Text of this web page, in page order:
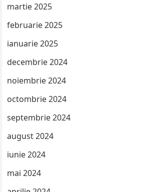
martie 2025
februarie 2025
ianuarie 2025
decembrie 2024
noiembrie 2024
octombrie 2024
septembrie 2024
august 2024
iunie 2024
mai 2024